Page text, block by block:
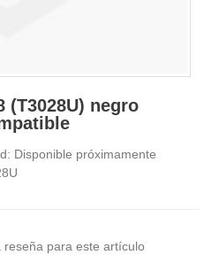
(T3028U) negro
Disponible próximamente
para este artículo